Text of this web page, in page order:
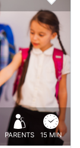
PARENTS 15 MIN